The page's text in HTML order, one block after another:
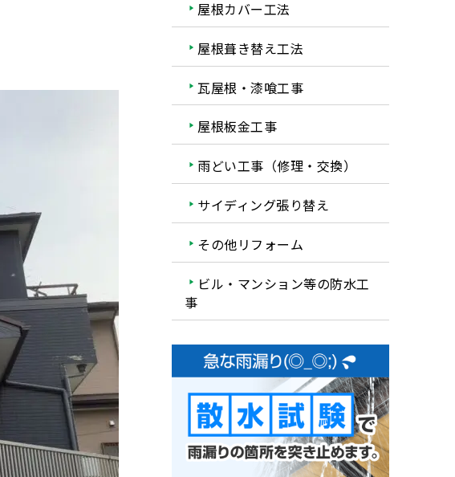
屋根カバー工法
屋根葺き替え工法
瓦屋根・漆喰工事
屋根板金工事
雨どい工事（修理・交換）
サイディング張り替え
その他リフォーム
ビル・マンション等の防水工
事